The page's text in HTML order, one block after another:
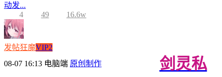
动发...
4
49 16.6w
发帖狂魔VIP2
08-07 16:13 电脑端 原创制作
剑灵私